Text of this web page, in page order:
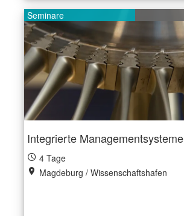
Seminare
Integrierte Managementsysteme
4 Tage
Magdeburg / Wissenschaftshafen